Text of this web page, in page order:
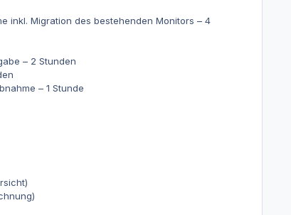
inkl. Migration des bestehenden Monitors – 4
– 2 Stunden
– 1 Stunde